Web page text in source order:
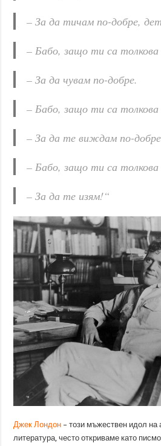
– За да тичам по-добре,
– Бабо, защо ти са
– За да чувам по-добре.
– Бабо, защо ти са
– За да те виждам по-
– Бабо, защо ти са толкова
– За да те изям!“
Джек Лондон – този мъжествен идол на
литература, често откриваме като